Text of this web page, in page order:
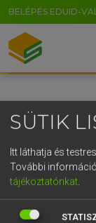
BELÉPÉS EDUID-
SÜTIK
Itt láthatja és
További
tájékoztatónkat
GR
5
g h
v b n